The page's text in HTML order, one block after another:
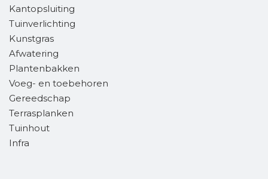
Kantopsluiting
Tuinverlichting
Kunstgras
Afwatering
Plantenbakken
Voeg- en toebehoren
Gereedschap
Terrasplanken
Tuinhout
Infra